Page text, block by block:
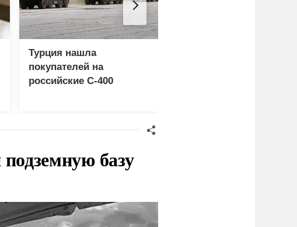
Турция нашла
покупателей на
российские C-400
базу